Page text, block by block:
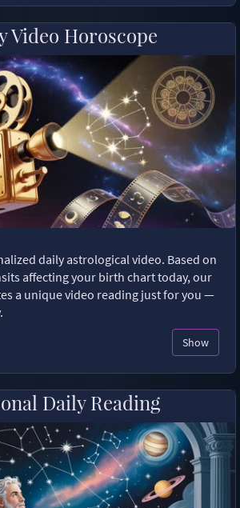
Video Horoscope
daily astrological video. Based on
affecting your birth chart today, our
a unique video reading just for you —
Show
Daily Reading